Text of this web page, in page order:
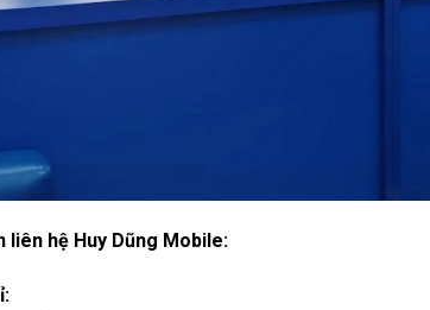
liên hệ Huy Dũng Mobile: